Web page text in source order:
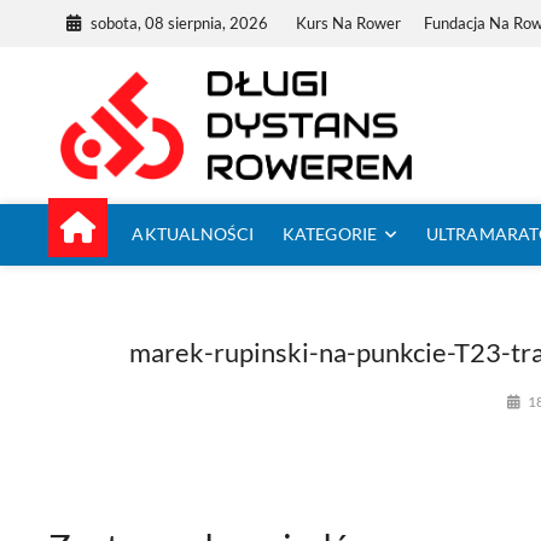
sobota, 08 sierpnia, 2026 Kurs Na Rower Fundacja Na
AKTUALNOŚCI KATEGORIE
marek-rupinski-na-punkcie-T23-